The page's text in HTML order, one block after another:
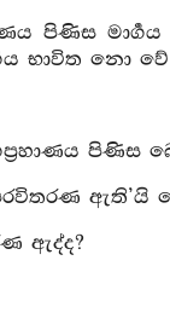
පිණිස
භාවිත නො
පිණිස
ඇති’යි
ඇද්ද?